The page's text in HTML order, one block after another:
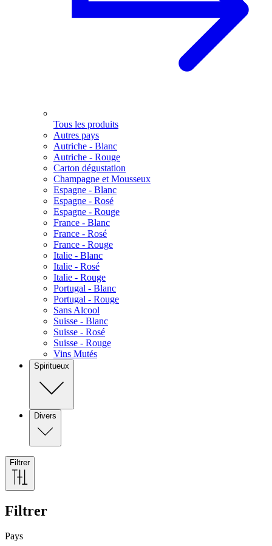
Tous les produits
Autres pays
Autriche - Blanc
Autriche - Rouge
Carton dégustation
Champagne et Mousseux
Espagne - Blanc
Espagne - Rosé
Espagne - Rouge
France - Blanc
France - Rosé
France - Rouge
Italie - Blanc
Italie - Rosé
Italie - Rouge
Portugal - Blanc
Portugal - Rouge
Sans Alcool
Suisse - Blanc
Suisse - Rosé
Suisse - Rouge
Vins Mutés
Spiritueux
Divers
Filtrer
Filtrer
Pays